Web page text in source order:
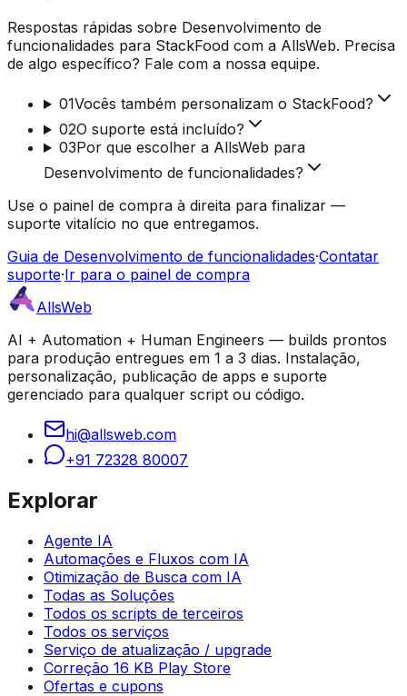
Respostas rápidas sobre Desenvolvimento de
funcionalidades para StackFood com a AllsWeb. Precisa
de algo específico? Fale com a nossa equipe.
01Vocês também personalizam o StackFood?
02O suporte está incluído?
03Por que escolher a AllsWeb para
Desenvolvimento de funcionalidades?
Use o painel de compra à direita para finalizar —
suporte vitalício no que entregamos.
Guia de Desenvolvimento de funcionalidades·Contatar
suporte·Ir para o painel de compra
AllsWeb
AI + Automation + Human Engineers — builds prontos
para produção entregues em 1 a 3 dias. Instalação,
personalização, publicação de apps e suporte
gerenciado para qualquer script ou código.
hi@allsweb.com
+91 72328 80007
Explorar
Agente IA
Automações e Fluxos com IA
Otimização de Busca com IA
Todas as Soluções
Todos os scripts de terceiros
Todos os serviços
Serviço de atualização / upgrade
Correção 16 KB Play Store
Ofertas e cupons